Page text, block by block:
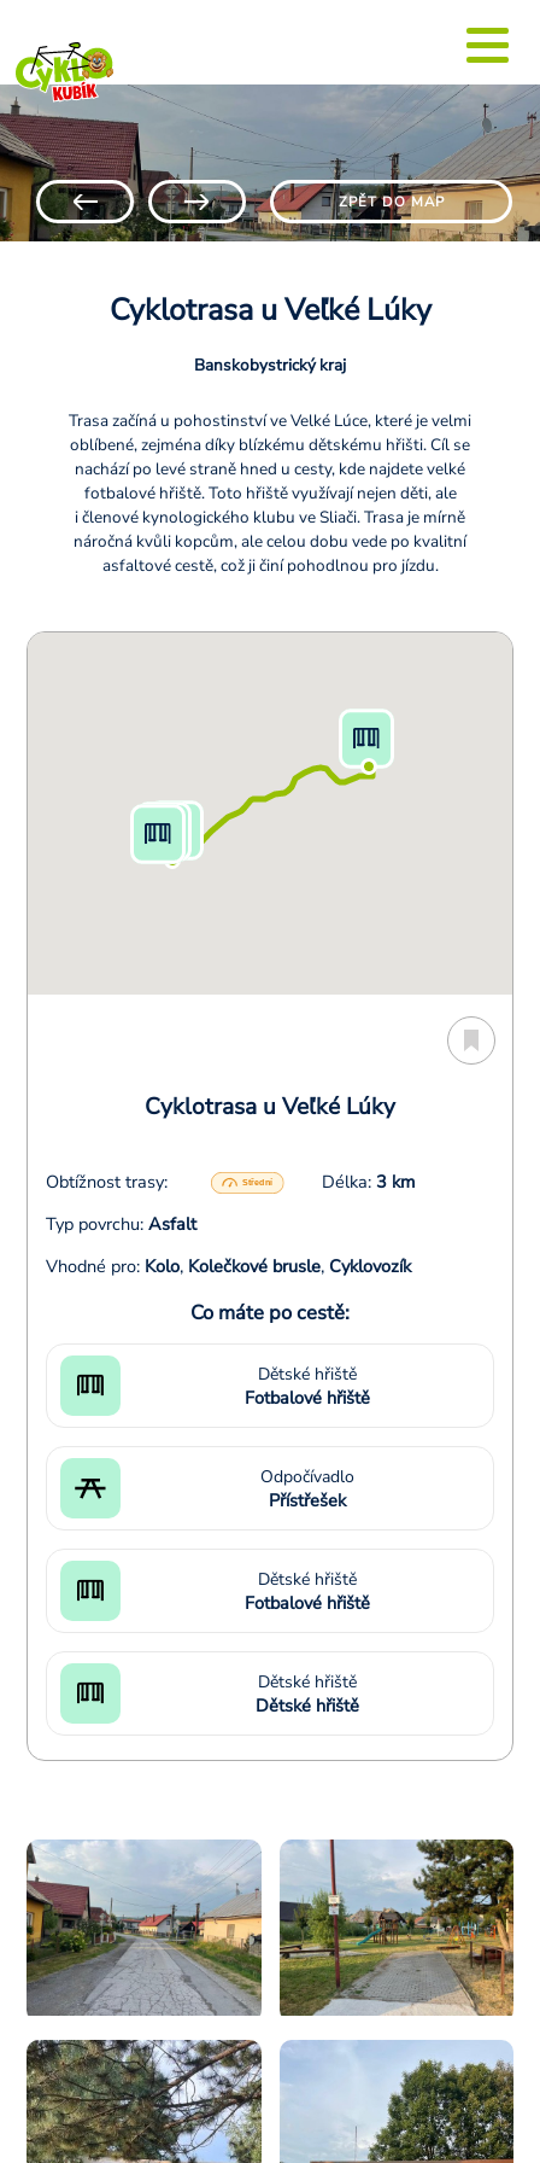
ZPĚT DO MAP
Cyklotrasa u Veľké Lúky
Banskobystrický kraj
Trasa začíná u pohostinství ve Velké Lúce, které je velmi
oblíbené, zejména díky blízkému dětskému hřišti. Cíl se
nachází po levé straně hned u cesty, kde najdete velké
fotbalové hřiště. Toto hřiště využívají nejen děti, ale
i členové kynologického klubu ve Sliači. Trasa je mírně
náročná kvůli kopcům, ale celou dobu vede po kvalitní
asfaltové cestě, což ji činí pohodlnou pro jízdu.
Cyklotrasa u Veľké Lúky
Obtížnost trasy: Délka: 3 km
Typ povrchu: Asfalt
Vhodné pro: Kolo, Kolečkové brusle, Cyklovozík
Co máte po cestě:
Dětské hřiště
Fotbalové hřiště
Odpočívadlo
Přístřešek
Dětské hřiště
Fotbalové hřiště
Dětské hřiště
Dětské hřiště